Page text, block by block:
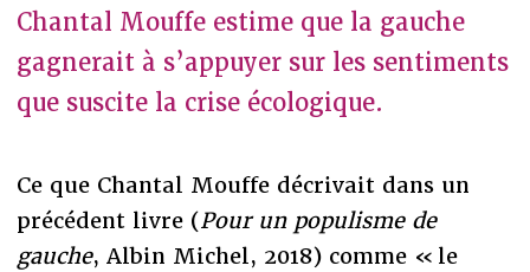
Chantal Mouffe estime que la gauche
gagnerait à s’appuyer sur les sentiments
que suscite la crise écologique.
Ce que Chantal Mouffe décrivait dans un
précédent livre (Pour un populisme de
gauche, Albin Michel, 2018) comme « le